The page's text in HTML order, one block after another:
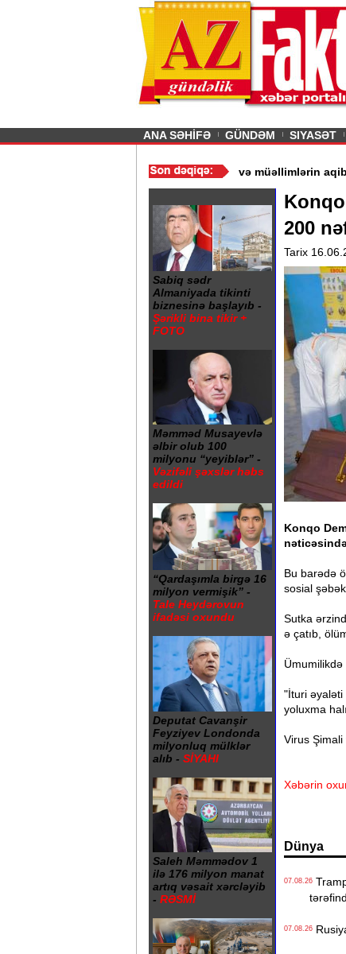
Previous
ANA SƏHİFƏ GÜNDƏM SIYASƏT
Gədəbəydə 3 məktəb bağlandı - Şagird və
Sabiq sədr
Almaniyada tikinti
biznesinə başlayıb -
Şərikli bina tikir +
FOTO
Məmməd Musayevlə
əlbir olub 100
milyonu “yeyiblər” -
Vəzifəli şəxslər həbs
edildi
“Qardaşımla birgə 16
milyon vermişik” -
Tale Heydərovun
ifadəsi oxundu
Deputat Cavanşir
Feyziyev Londonda
milyonluq mülklər
alıb - SİYAHI
Saleh Məmmədov 1
ilə 176 milyon manat
artıq vəsait xərcləyib
- RƏSMİ
200
Tarix
Konqo
Bu barədə
sosial
Sutka
ə çatıb,
Ümumilikdə
"İturi əyaləti
yoluxma
Virus Şimali
Xəbərin
Dünya
07.08.26
07.08.26